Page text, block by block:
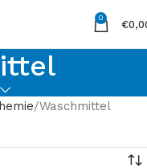
0
€
Waschmittel